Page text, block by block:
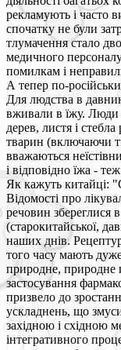
рекламують і часто
спочатку не були
тлумачення стало
медичного
помилкам і
А тепер по-
Для людства в
вживали в їжу. Люди
дерев, листя і
тварин (включаючи
вважаються
і відповідно їжа -
Як кажуть китайці:
Відомості про
речовин збереглися
(старокитайської,
наших днів.
того часу мають
природне,
застосування
призвело до
ускладнень, що
західною і східною
інтегративного